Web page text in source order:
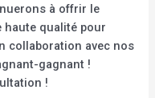
à offrir le
haute qualité pour
collaboration avec nos
gagnant !
!